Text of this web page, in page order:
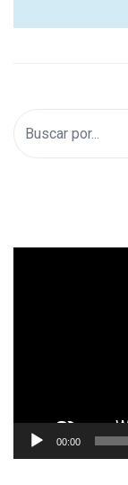
00:00